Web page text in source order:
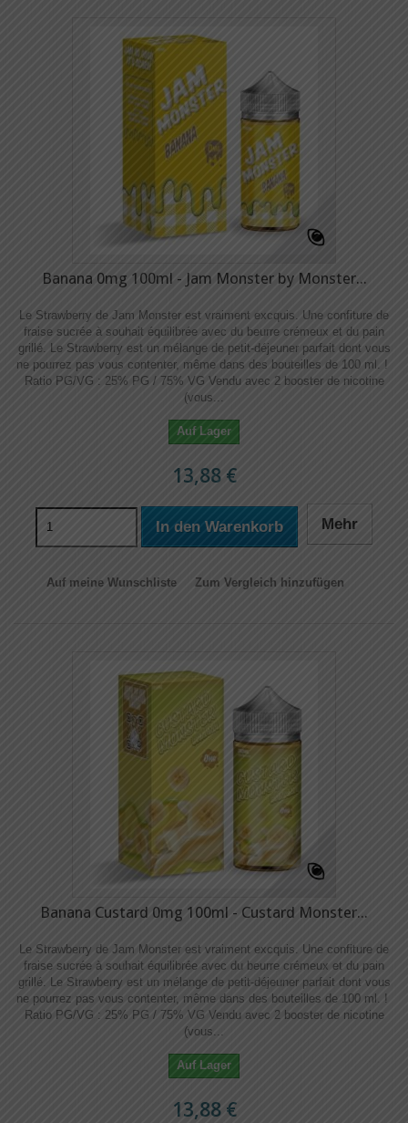
Banana 0mg 100ml - Jam Monster by Monster...
Le Strawberry de Jam Monster est vraiment excquis. Une confiture de
fraise sucrée à souhait équilibrée avec du beurre crémeux et du pain
grillé. Le Strawberry est un mélange de petit-déjeuner parfait dont vous
ne pourrez pas vous contenter, même dans des bouteilles de 100 ml. !
Ratio PG/VG : 25% PG / 75% VG Vendu avec 2 booster de nicotine
(vous...
Auf Lager
13,88 €
In den Warenkorb Mehr
Auf meine Wunschliste Zum Vergleich hinzufügen
Banana Custard 0mg 100ml - Custard Monster...
Le Strawberry de Jam Monster est vraiment excquis. Une confiture de
fraise sucrée à souhait équilibrée avec du beurre crémeux et du pain
grillé. Le Strawberry est un mélange de petit-déjeuner parfait dont vous
ne pourrez pas vous contenter, même dans des bouteilles de 100 ml. !
Ratio PG/VG : 25% PG / 75% VG Vendu avec 2 booster de nicotine
(vous...
Auf Lager
13,88 €